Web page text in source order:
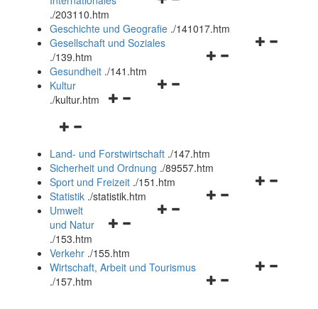
und
schließen
./203110.htm
Geschichte und Geografie ./141017.htm
Navigationsmenü
Gesellschaft und Soziales
./139.htm
Navigationsmenü
Gesundheit ./141.htm
Navigationsmenü
Kultur
./kultur.htm
Navigationsmenü
und
schließen
Land- und Forstwirtschaft ./147.htm
Sicherheit und Ordnung ./89557.htm
Navigationsmenü
Sport und Freizeit ./151.htm
Navigationsmenü
Statistik ./statistik.htm
Navigationsmenü
und
schließen
Umwelt
und Natur
./153.htm
Verkehr ./155.htm
Navigationsmenü
Wirtschaft, Arbeit und Tourismus
./157.htm